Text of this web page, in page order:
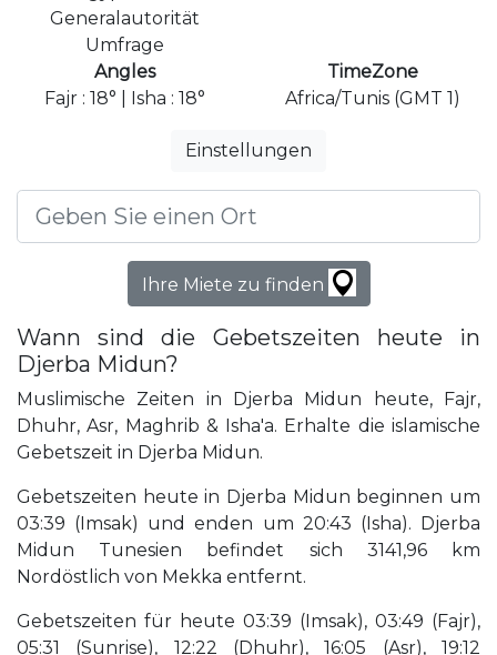
Generalautorität
Umfrage
Angles
Fajr : 18° | Isha : 18°
TimeZone
Africa/Tunis (GMT 1)
Einstellungen
Ihre Miete zu finden
Wann sind die Gebetszeiten heute in
Djerba Midun?
Muslimische Zeiten in Djerba Midun heute, Fajr,
Dhuhr, Asr, Maghrib & Isha'a. Erhalte die islamische
Gebetszeit in Djerba Midun.
Gebetszeiten heute in Djerba Midun beginnen um
03:39 (Imsak) und enden um 20:43 (Isha). Djerba
Midun Tunesien befindet sich 3141,96 km
Nordöstlich von Mekka entfernt.
Gebetszeiten für heute 03:39 (Imsak), 03:49 (Fajr),
05:31 (Sunrise), 12:22 (Dhuhr), 16:05 (Asr), 19:12